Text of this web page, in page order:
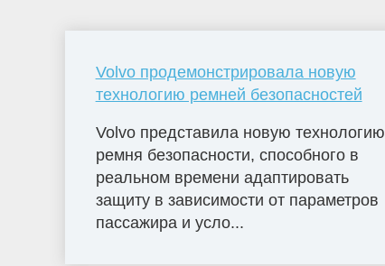
Volvo продемонстрировала новую
технологию ремней безопасностей
Volvo представила новую технологию
ремня безопасности, способного в
реальном времени адаптировать
защиту в зависимости от параметров
пассажира и усло...